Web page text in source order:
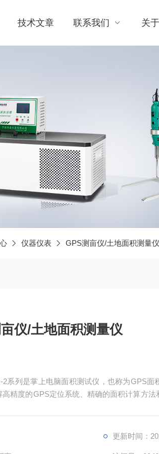
技术文章 联系我们 关
仪器仪表 GPS测亩仪/土地面积测量仪
仪/土地面积测量仪
2系列是掌上电脑面积测试仪，也称为GPS面
精度的GPS定位系统、精确的面积计算方
更新时间：